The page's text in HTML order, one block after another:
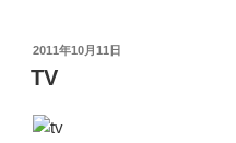
投
稿
日:
2011年10月11日
TV